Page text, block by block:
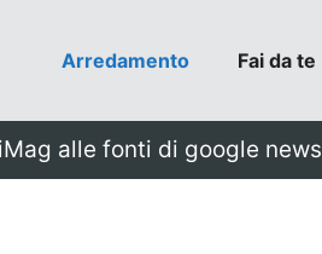
Arredamento Fai da te
alle fonti di google news